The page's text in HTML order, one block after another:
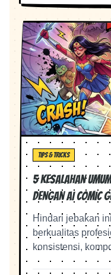
TIPS & TRICKS
5 Kesalahan
dengan AI Comic
Hindari jebakan
berkualitas
konsistensi,